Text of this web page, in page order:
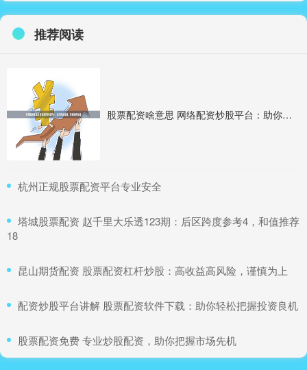
推荐阅读
股票配资啥意思 网络配资炒股平台：助你资金倍增，把握投资先机
​杭州正规股票配资平台专业安全
​塔城股票配资 赵千里大乐透123期：后区跨度参考4，和值推荐
18
​昆山期货配资 股票配资杠杆炒股：高收益高风险，谨慎为上
​配资炒股平台讲解 股票配资软件下载：助你轻松把握投资良机
​股票配资免费 专业炒股配资，助你把握市场先机